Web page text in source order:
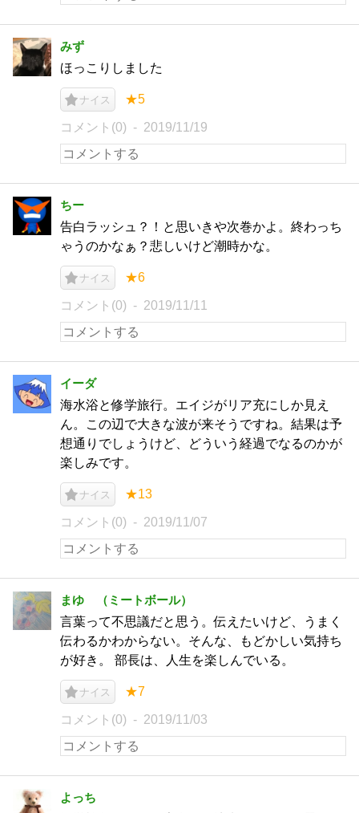
みず
ほっこりしました
ナイス ★5
コメント(0) 2019/11/19
ちー
告白ラッシュ？！と思いきや次巻かよ。終わっち
ゃうのかなぁ？悲しいけど潮時かな。
ナイス ★6
コメント(0) 2019/11/11
イーダ
海水浴と修学旅行。エイジがリア充にしか見え
ん。この辺で大きな波が来そうですね。結果は予
想通りでしょうけど、どういう経過でなるのかが
楽しみです。
ナイス ★13
コメント(0) 2019/11/07
まゆ （ミートボール）
言葉って不思議だと思う。伝えたいけど、うまく
伝わるかわからない。そんな、もどかしい気持ち
が好き。 部長は、人生を楽しんでいる。
ナイス ★7
コメント(0) 2019/11/03
よっち